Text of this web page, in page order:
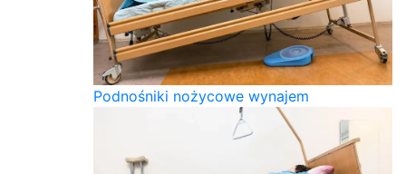
Podnośniki nożycowe wynajem